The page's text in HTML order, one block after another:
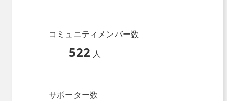
コミュニティメンバー数
522 人
サポーター数